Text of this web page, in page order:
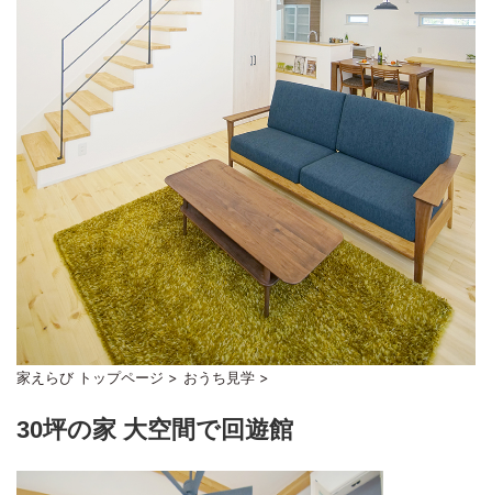
家えらび トップページ > おうち見学 >
30坪の家 大空間で回遊館